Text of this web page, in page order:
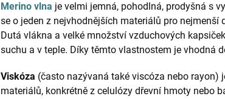
Merino vlna je velmi jemná, pohodlná, prodyšná s
se o jeden z nejvhodnějších materiálů pro nejmenší
Dutá vlákna a velké množství vzduchových
suchu a v teple. Díky těmto vlastnostem je vhodná
Viskóza (často nazývaná také viscóza nebo rayon)
materiálů, konkrétně z celulózy dřevní hmoty nebo